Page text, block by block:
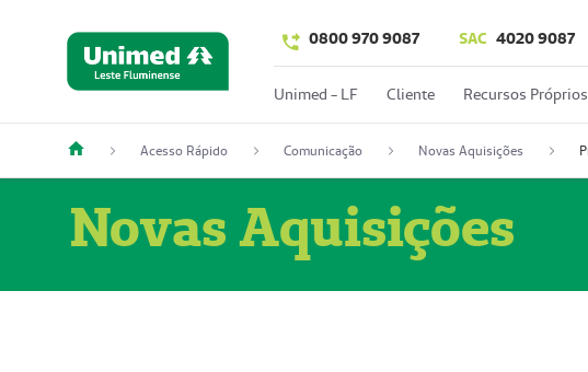
0800 970 9087 SAC 4020 9087
Unimed - LF Cliente Recursos Próprios
Acesso Rápido Comunicação Novas Aquisições
Novas Aquisições